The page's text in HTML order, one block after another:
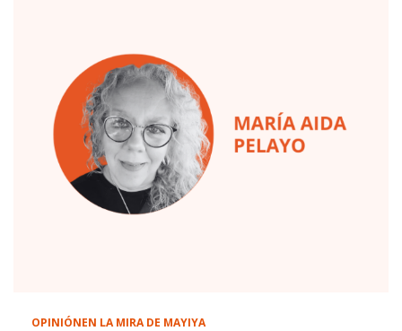
OPINIÓNEN LA MIRA DE MAYIYA